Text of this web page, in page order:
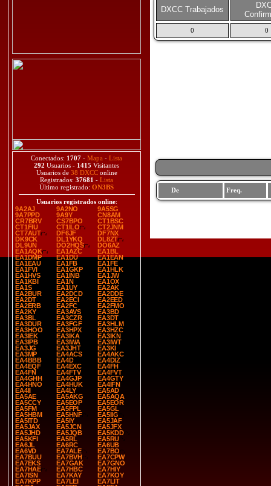
Conectados: 1707 - Mapa - Lista
292 Usuarios - 1415 Visitantes
Usuarios de 38 DXCConline
Registrados: 37681 - Lista
Último registrado: ON3BS
Usuarios registrados online:
9A2AJ
9A2NO
9A5SG
9A7PPD
9A9Y
CN8AM
CR7BRV
CS7BPO
CT1BSC
CT1FIU
CT1ILO
CT2JNM
CT7AUT
DF6JF
DF7NX
DK9CK
DL1YKQ
DL8ZT
DL9UN
DO2HQS
DO6AZ
EA1AQK
EA1AZC
EA1BL
EA1DMP
EA1DU
EA1EAN
EA1EAU
EA1FB
EA1FE
EA1FVI
EA1GKP
EA1HLK
EA1HVS
EA1INB
EA1JW
EA1KBI
EA1N
EA1OX
EA1S
EA1UY
EA2AK
EA2BUR
EA2DCD
EA2DDE
EA2DT
EA2ECI
EA2EED
EA2ERB
EA2FC
EA2FMO
EA2KY
EA3AVS
EA3BD
EA3BL
EA3CZR
EA3DT
EA3DUR
EA3FGF
EA3HLM
EA3HOO
EA3HPX
EA3HZC
EA3IEK
EA3IKA
EA3IKN
EA3IPB
EA3IWA
EA3IWT
EA3JG
EA3JHT
EA3KI
EA3MP
EA4ACS
EA4AKC
EA4BBB
EA4D
EA4DIZ
EA4EQF
EA4EXC
EA4FH
EA4FN
EA4FTV
EA4FVT
EA4GHH
EA4GJP
EA4GTY
EA4HNO
EA4HUK
EA4IFN
EA4II
EA4LY
EA5AD
EA5AE
EA5AKG
EA5AQA
EA5CCY
EA5EOP
EA5EOR
EA5FM
EA5FPL
EA5GL
EA5HBM
EA5HNF
EA5IIG
EA5ITD
EA5IY
EA5JAF
EA5JAX
EA5JCN
EA5JFX
EA5JHD
EA5JQB
EA5KDD
EA5KFI
EA5RL
EA5RU
EA6JL
EA6RC
EA6UB
EA6VD
EA7ALE
EA7BO
EA7BUU
EA7BVH
EA7CPW
EA7EKS
EA7GAK
EA7GNO
EA7HAE
EA7HBC
EA7HIY
EA7ISN
EA7KAY
EA7KOY
EA7KPP
EA7LEI
EA7LIT
DXCC Trabajados
0 0
De Freq.